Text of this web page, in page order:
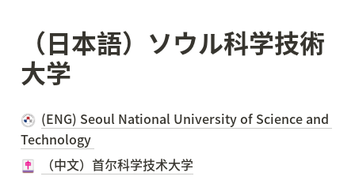
（日本語）ソウル科学技術
大学
(ENG) Seoul National University of Science and
Technology
（中文）首尔科学技术大学